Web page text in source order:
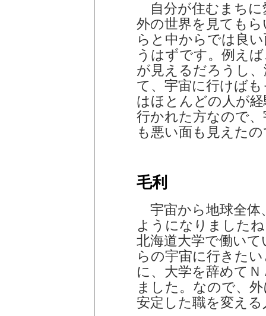
自分が住むまちに
外の世界を見ても
らと中からでは良
うはずです。例え
が見えるだろうし
て、宇宙に行けば
はほとんどの人が
行かれた方なので
も悪い面も見えた
毛利
宇宙から地球全体
ようになりました
北海道大学で働い
らの宇宙に行きた
に、大学を辞めて
ました。なので、
安定した職を変え